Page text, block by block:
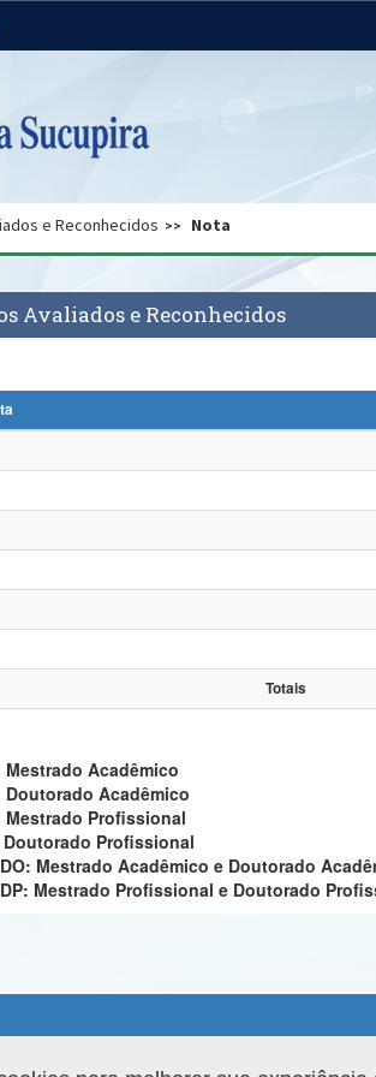
Abastecimento
Governo Gabinete de Segurança
e Reconhecidos Nota
Avaliados e Reconhecidos
Totais
Mestrado Acadêmico
DO: Doutorado Acadêmico
Mestrado Profissional
Doutorado Profissional
Mestrado Acadêmico e Doutorado
Mestrado Profissional e Doutorado